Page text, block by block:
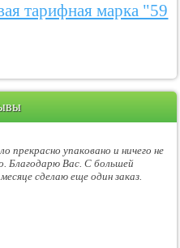
тарифная марка "59
прекрасно упаковано и ничего не
Благодарю Вас. С большей
сделаю еще один заказ.